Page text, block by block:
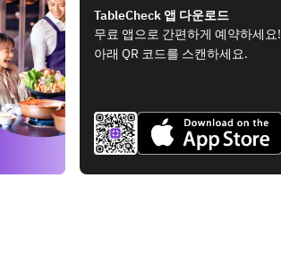
TableCheck 앱 다운로드
무료 앱으로 간편하게 예약하세요!
아래 QR 코드를 스캔하세요.